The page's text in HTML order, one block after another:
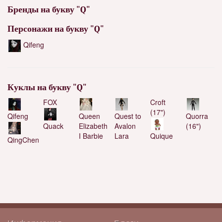
Бренды на букву "Q"
Персонажи на букву "Q"
Qifeng
Куклы на букву "Q"
Qifeng
QingChen
FOX
Quack
Queen
Elizabeth
I Barbie
Quest to
Avalon
Lara
Croft
(17")
Quique
Quorra
(16")